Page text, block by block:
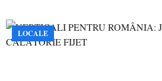
LOCALE